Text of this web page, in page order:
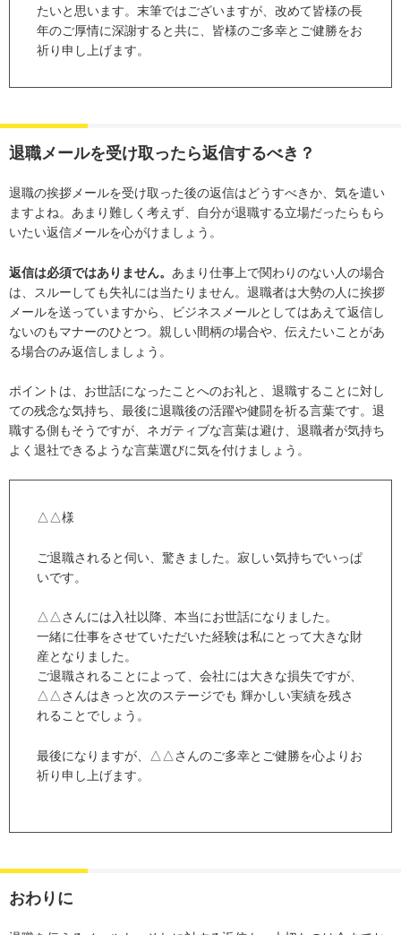
たいと思います。末筆ではございますが、改めて皆様の長
年のご厚情に深謝すると共に、皆様のご多幸とご健勝をお
祈り申し上げます。
退職メールを受け取ったら返信するべき？
退職の挨拶メールを受け取った後の返信はどうすべきか、気を遣い
ますよね。あまり難しく考えず、自分が退職する立場だったらもら
いたい返信メールを心がけましょう。
返信は必須ではありません。 あまり仕事上で関わりのない人の場合
は、スルーしても失礼には当たりません。退職者は大勢の人に挨拶
メールを送っていますから、ビジネスメールとしてはあえて返信し
ないのもマナーのひとつ。親しい間柄の場合や、伝えたいことがあ
る場合のみ返信しましょう。
ポイントは、お世話になったことへのお礼と、退職することに対し
ての残念な気持ち、最後に退職後の活躍や健闘を祈る言葉です。退
職する側もそうですが、ネガティブな言葉は避け、退職者が気持ち
よく退社できるような言葉選びに気を付けましょう。
△△様
ご退職されると伺い、驚きました。寂しい気持ちでいっぱ
いです。
△△さんには入社以降、本当にお世話になりました。
一緒に仕事をさせていただいた経験は私にとって大きな財
産となりました。
ご退職されることによって、会社には大きな損失ですが、
△△さんはきっと次のステージでも 輝かしい実績を残さ
れることでしょう。
最後になりますが、△△さんのご多幸とご健勝を心よりお
祈り申し上げます。
おわりに